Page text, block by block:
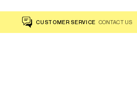
CUSTOMER SERVICE CONTACT US